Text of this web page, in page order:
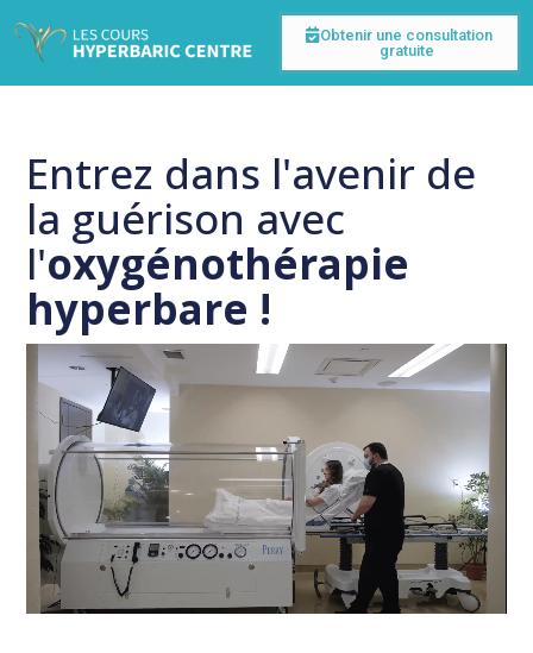
Obtenir une consultation
gratuite
Entrez dans l'avenir de
la guérison avec
l'oxygénothérapie
hyperbare !